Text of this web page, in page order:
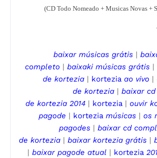
(CD Todo Nomeado + Musicas Novas +
baixar músicas grátis
completo
baixaki músicas grátis
de kortezia kortezia ao vivo
de kortezia
baixar cd
de kortezia 2014 kortezia ouvir
pagode
kortezia músicas
os
pagodes
baixar cd
de kortezia
baixar kortezia grátis
baixar pagode atual kortezia